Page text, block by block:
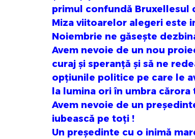
primul confundă Bruxellesul
Miza viitoarelor alegeri este
Noiembrie ne găsește
Avem nevoie de un nou
curaj și speranță și să ne
opțiunile politice pe care le
la lumina ori în umbra cărora
Avem nevoie de un
iubească pe toți !
Un președinte cu o inimă